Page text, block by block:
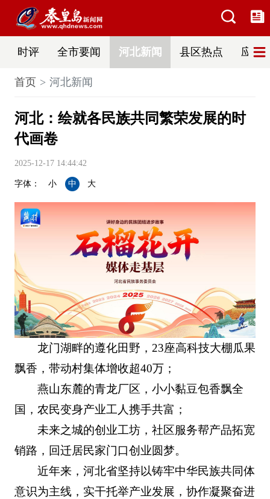
时评 全市要闻 河北新闻 县区热点 应急
首页 河北新闻
河北：绘就各民族共同繁荣发展的时
代画卷
2025-12-17 14:44:42
字体： 小 中 大
龙门湖畔的遵化田野，23座高科技大棚瓜果
飘香，带动村集体增收超40万；
燕山东麓的青龙厂区，小小黏豆包香飘全
国，农民变身产业工人携手共富；
未来之城的创业工坊，社区服务帮产品拓宽
销路，回迁居民家门口创业圆梦。
近年来，河北省坚持以铸牢中华民族共同体
意识为主线，实干托举产业发展，协作凝聚奋进